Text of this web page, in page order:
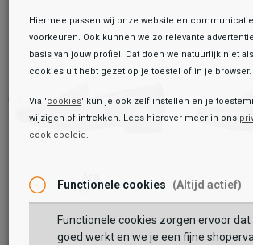
Mocassin
99,99
49,99
Maat:
Kent
109,99
Toegevoegd aan je winkeltas!
Hiermee passen wij onze website en
voorkeuren. Ook kunnen we zo relevante
basis van jouw profiel. Dat doen we natuurlijk niet
cookies uit hebt gezet op je toestel of in je browser.
Via 'cookies' kun je ook zelf instellen en je
wijzigen of intrekken. Lees hierover meer in ons
cookiebeleid.
Functionele cookies (Altijd actief)
Functionele cookies zorgen ervoor dat
goed werkt en we je een fijne